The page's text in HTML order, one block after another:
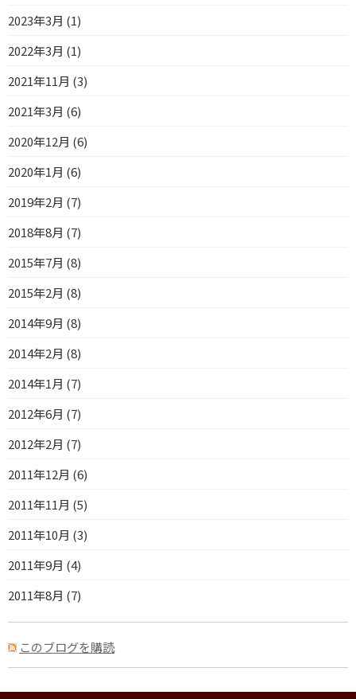
2023年3月 (1)
2022年3月 (1)
2021年11月 (3)
2021年3月 (6)
2020年12月 (6)
2020年1月 (6)
2019年2月 (7)
2018年8月 (7)
2015年7月 (8)
2015年2月 (8)
2014年9月 (8)
2014年2月 (8)
2014年1月 (7)
2012年6月 (7)
2012年2月 (7)
2011年12月 (6)
2011年11月 (5)
2011年10月 (3)
2011年9月 (4)
2011年8月 (7)
このブログを購読